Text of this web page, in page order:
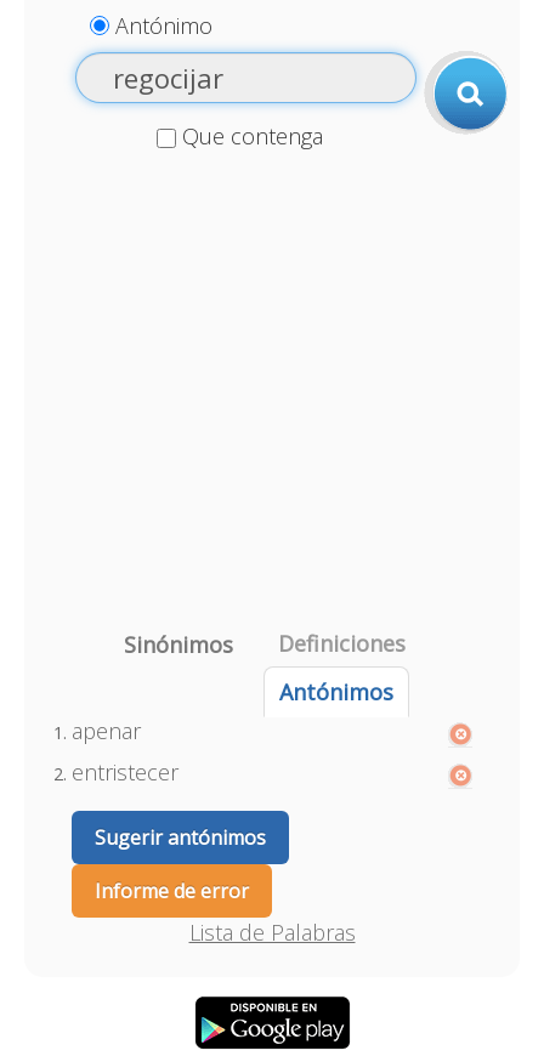
Antónimo
Que contenga
Sinónimos
Definiciones
Antónimos
apenar
entristecer
Sugerir antónimos
Informe de error
Lista de Palabras